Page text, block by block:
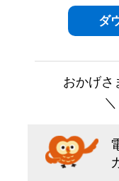
おかげさ